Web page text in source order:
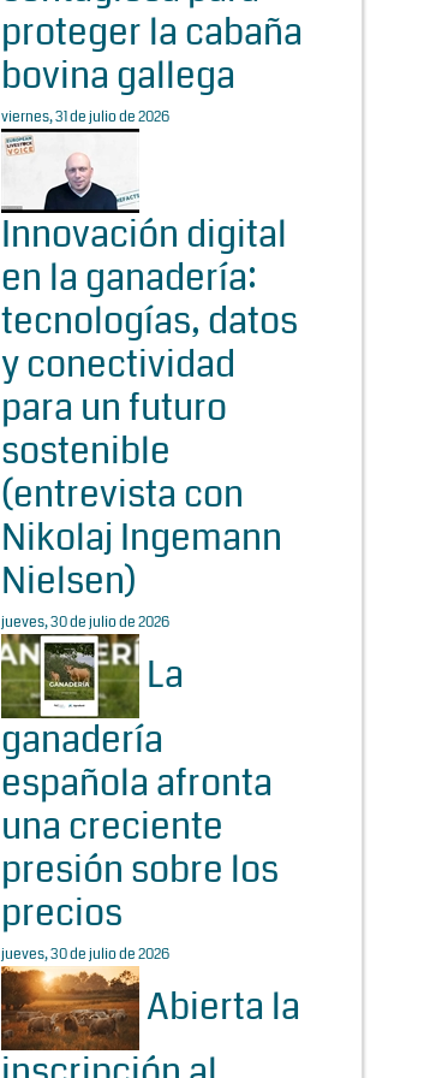
proteger la cabaña
bovina gallega
viernes, 31 de julio de 2026
Innovación digital
en la ganadería:
tecnologías, datos
y conectividad
para un futuro
sostenible
(entrevista con
Nikolaj Ingemann
Nielsen)
jueves, 30 de julio de 2026
La
ganadería
española afronta
una creciente
presión sobre los
precios
jueves, 30 de julio de 2026
Abierta la